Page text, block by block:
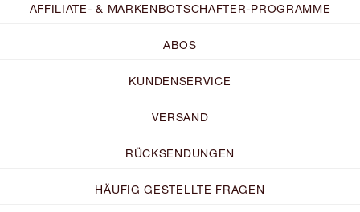
AFFILIATE- & MARKENBOTSCHAFTER-PROGRAMME
ABOS
KUNDENSERVICE
VERSAND
RÜCKSENDUNGEN
HÄUFIG GESTELLTE FRAGEN